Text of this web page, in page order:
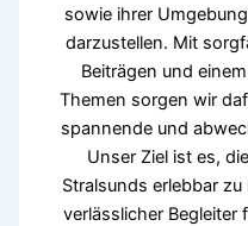
sowie ihrer
darzustellen. Mit
Beiträgen und
Themen sorgen wir
spannende und
Unser Ziel ist es,
Stralsunds erlebbar
verlässlicher Begleiter